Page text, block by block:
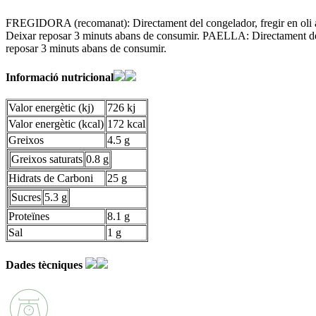
FREGIDORA (recomanat): Directament del congelador, fregir en oli
Deixar reposar 3 minuts abans de consumir. PAELLA: Directament
reposar 3 minuts abans de consumir.
Informació nutricional
Valor energètic (kj)
726 kj
Valor energètic (kcal) 172 kcal
Greixos
4.5 g
Greixos saturats 0.8 g
Hidrats de Carboni
25 g
Sucres 5.3 g
Proteïnes
8.1 g
Sal
1 g
Dades tècniques